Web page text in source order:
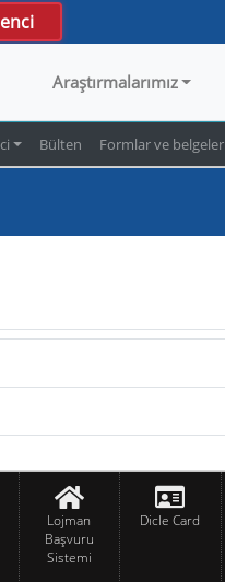
Araştırmalarımız
Bülten Formlar ve belgeler
Lojman
Başvuru
Sistemi
Dicle Card